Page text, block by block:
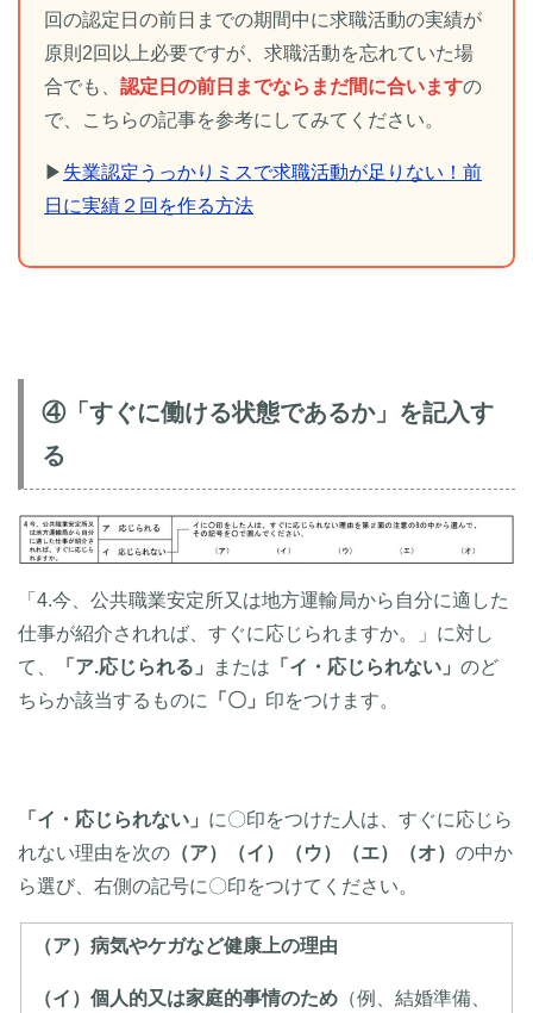
回の認定日の前日までの期間中に求職活動の実績が
原則2回以上必要ですが、求職活動を忘れていた場
合でも、 認定日の前日までならまだ間に合いますの
で、こちらの記事を参考にしてみてください。
▶ 失業認定うっかりミスで求職活動が足りない！前
日に実績２回を作る方法
④「すぐに働ける状態であるか」を記入す
る
「4.今、公共職業安定所又は地方運輸局から自分に適した
仕事が紹介されれば、すぐに応じられますか。」に対し
て、
「ア.応じられる」 または 「イ・応じられない」 のど
ちらか該当するものに
「〇」 印をつけます。
「イ・応じられない」 に〇印をつけた人は、すぐに応じら
れない理由を次の （ア）（イ）（ウ）（エ）（オ） の中か
ら選び、右側の記号に〇印をつけてください。
（ア）病気やケガなど健康上の理由
（イ）個人的又は家庭的事情のため （例、結婚準備、